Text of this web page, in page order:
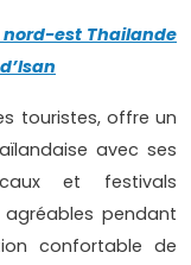
est Thailande
touristes, offre un
avec ses
et festivals
pendant
confortable de